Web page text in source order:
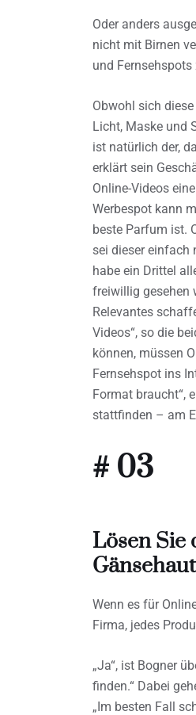
Oder anders
nicht mit Birnen
und Fernsehspots
Obwohl sich
Licht, Maske und
ist natürlich der,
erklärt sein
Online-Videos
Werbespot kann
beste Parfum ist.
sei dieser einfach
habe ein Drittel
freiwillig gesehen
Relevantes
Videos“, so die
können, müssen
Fernsehspot ins
Format braucht“,
stattfinden – am
# 03
Lösen Sie
Wenn es für
Firma, jedes
„Ja“, ist Bogner
finden.“ Dabei
„Im besten Fall